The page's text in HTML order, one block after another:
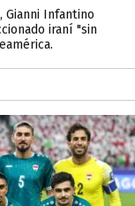
Infantino
iraní "sin